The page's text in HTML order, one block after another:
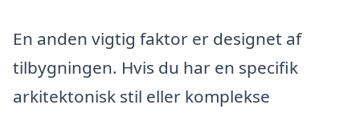
En anden vigtig faktor er designet af
tilbygningen. Hvis du har en specifik
arkitektonisk stil eller komplekse